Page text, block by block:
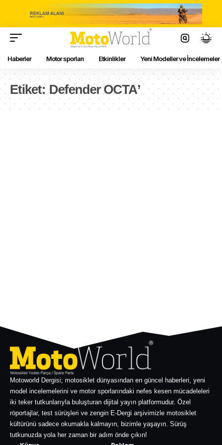
Haberler Motor sporları Etkinlikler Yeni Modeller ve İncelemeler
Etiket: Defender OCTA’
Motoworld Dergisi; motosiklet dünyasından en güncel haberleri, yeni
model incelemelerini ve motor sporlarındaki nefes kesen mücadeleleri
iki teker tutkunlarıyla buluşturan dijital yayın platformudur. Özel
röportajlar, test sürüşleri ve zengin E-Dergi arşivimizle motosiklet
kültürünü sadece okumakla kalmayın, bizimle yaşayın. Sürüş
tutkunuzda yola her zaman bir adım önde çıkın!